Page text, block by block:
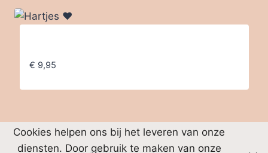
€ 9,95
Cookies helpen ons bij het leveren van onze
diensten. Door gebruik te maken van onze